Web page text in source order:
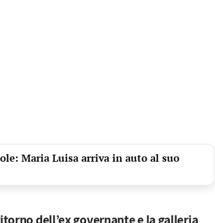
Maria Luisa arriva in auto al suo
dell’ex governante e la galleria